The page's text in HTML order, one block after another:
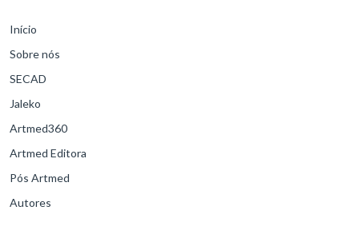
Início
Sobre nós
SECAD
Jaleko
Artmed360
Artmed Editora
Pós Artmed
Autores